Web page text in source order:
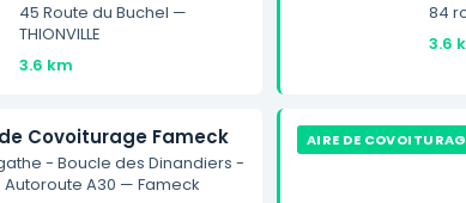
45 Route du Buchel —
THIONVILLE
3.6 km
84
3.6
Covoiturage Fameck
- Boucle des Dinandiers -
A30 — Fameck
AIRE DE